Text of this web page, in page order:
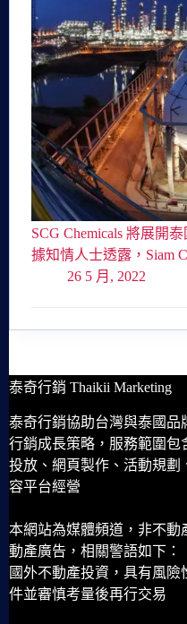
SCG Chemicals 將展開
據知情人士透露，Siam
26 5 月, 2022
泰奇行銷 Thaikii Marketing
泰奇行銷協助台灣與泰國品
行銷成長策略，服務範圍包
投放、網頁製作、活動規劃
容平台經營
本網站為媒體頻道，非不動
動產廣告，相關警語如下：
國外不動產投資，具有風
件並審慎考量後再行交易